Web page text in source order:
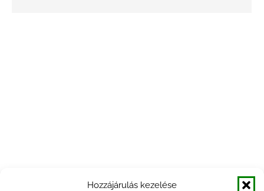
Hozzájárulás kezelése